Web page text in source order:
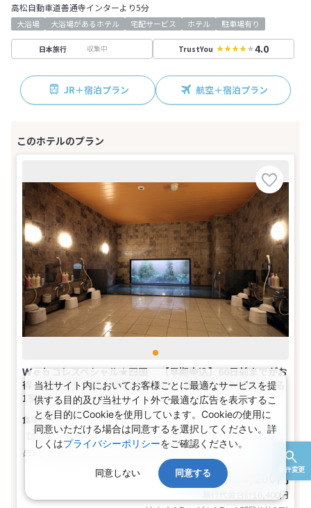
条件変更
高松自動車道善通寺インターより5分
大浴場 大浴場があるホテル 宅配サービス ホテル 駐車場有り
日本旅行 収集中 TrustYou 4.0
JR＋宿泊プラン 航空＋宿泊プラン
Ｗｅｂコレスペシャル★四国 【早期申込】60日前までがお
得♪ご宿泊者全員に朝食をご用意ー【禁煙】セミダブル(2名
1室)
食事なし
【広さ】13平米
【ベッド】幅140cm×長さ196cm（1台）
2名
セミダブル
禁煙
おとな1名 税込 8,200円
16,400円
当社サイト内においてお客様ごとに最適なサービスを提
供する目的及び当社サイト外で最適な広告を表示するこ
とを目的にCookieを使用しています。Cookieの使用に
同意いただける場合は同意するを選択してください。詳
しくはプライバシーポリシーをご確認ください。
同意しない 同意する